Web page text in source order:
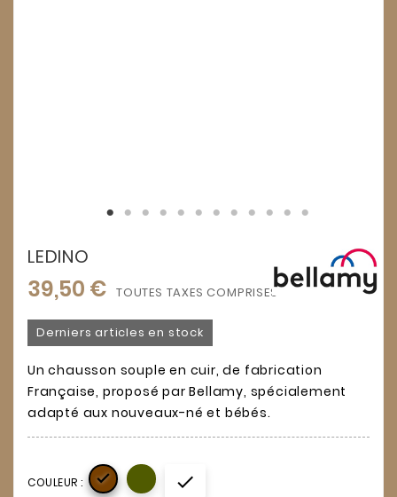
LEDINO
39,50 € TOUTES TAXES COMPRISES
Derniers articles en stock
Un chausson souple en cuir, de fabrication
Française, proposé par Bellamy, spécialement
adapté aux nouveaux-né et bébés.
COULEUR :  